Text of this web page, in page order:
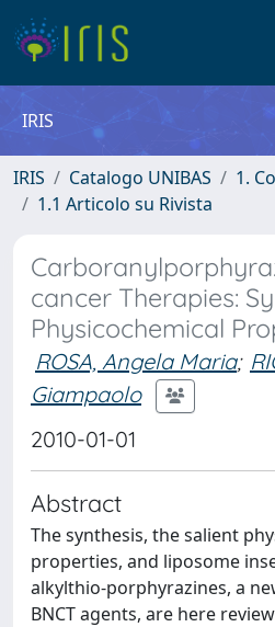
IRIS
IRIS Catalogo UNIBAS
1.
1.1 Articolo su Rivista
cancer Therapies:
Physicochemical
ROSA, Angela Maria;
Giampaolo
2010-01-01
Abstract
The synthesis, the salient
properties, and liposome
alkylthio-porphyrazines, a
BNCT agents, are here